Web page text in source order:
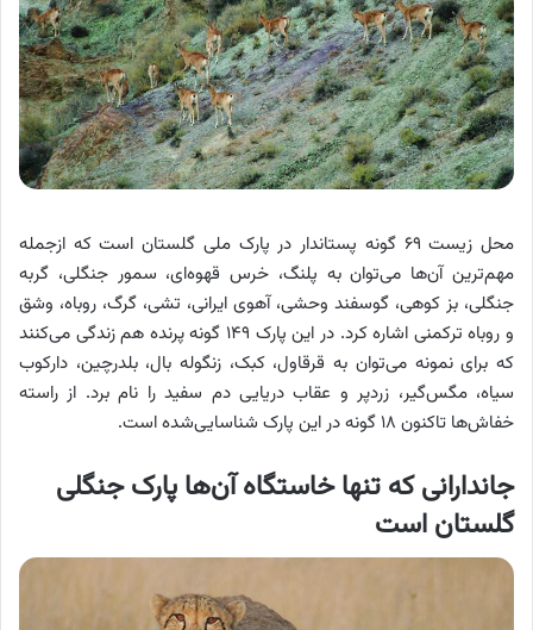
محل زیست ۶۹ گونه پستاندار در پارک ملی گلستان است که ازجمله
مهم‌ترین آن‌ها می‌توان به پلنگ، خرس قهوه‌ای، سمور جنگلی، گربه
جنگلی، بز کوهی، گوسفند وحشی، آهوی ایرانی، تشی، گرگ، روباه، وشق
و روباه ترکمنی اشاره کرد. در این پارک ۱۴۹ گونه پرنده هم زندگی می‌کنند
که برای نمونه می‌توان به قرقاول، کبک، زنگوله بال، بلدرچین، دارکوب
سیاه، مگس‌گیر، زردپر و عقاب دریایی دم سفید را نام برد. از راسته
خفاش‌ها تاکنون ۱۸ گونه در این پارک شناسایی‌شده‌ است.
جاندارانی که تنها خاستگاه آن‌ها پارک جنگلی
گلستان است